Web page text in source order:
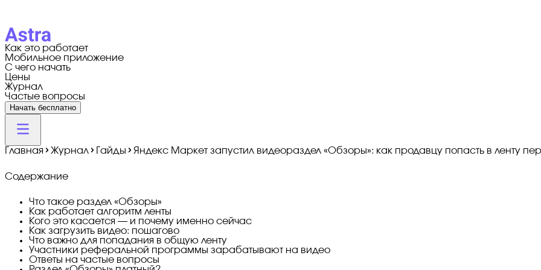
Как это работает
Мобильное приложение
С чего начать
Цены
Журнал
Частые вопросы
Начать бесплатно
Главная Журнал Гайды Яндекс Маркет запустил видеораздел «Обзоры»: как продавцу попасть в ленту
Содержание
Что такое раздел «Обзоры»
Как работает алгоритм ленты
Кого это касается — и почему именно сейчас
Как загрузить видео: пошагово
Что важно для попадания в общую ленту
Участники реферальной программы зарабатывают на видео
Ответы на частые вопросы